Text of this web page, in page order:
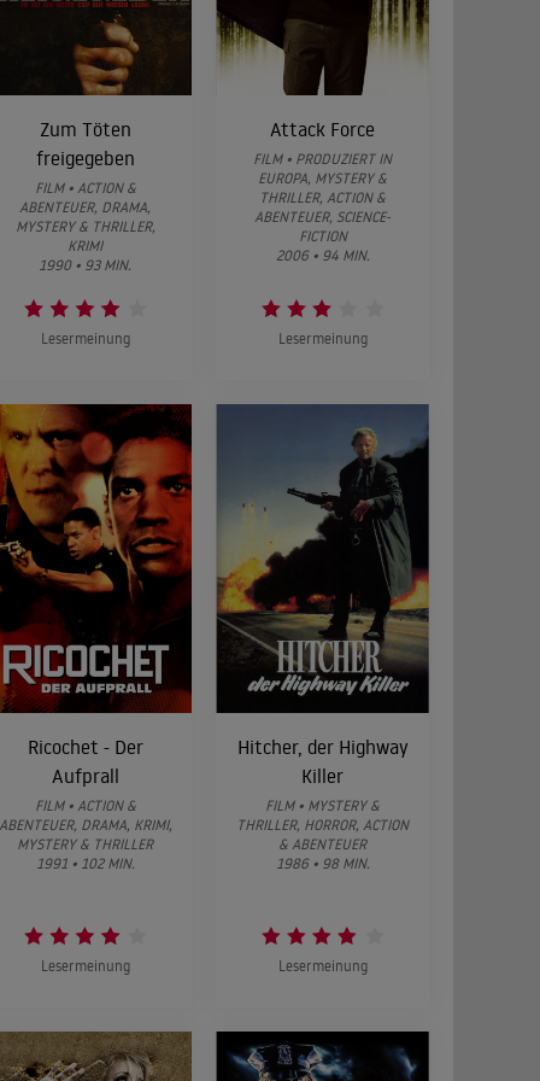
Zum Töten
freigegeben
FILM • ACTION &
ABENTEUER, DRAMA,
MYSTERY & THRILLER,
KRIMI
1990 • 93 MIN.
Lesermeinung
Attack Force
FILM • PRODUZIERT IN
EUROPA, MYSTERY &
THRILLER, ACTION &
ABENTEUER, SCIENCE-
FICTION
2006 • 94 MIN.
Lesermeinung
Ricochet - Der
Aufprall
FILM • ACTION &
DRAMA, KRIMI,
MYSTERY & THRILLER
1991 • 102 MIN.
Lesermeinung
Hitcher, der Highway
Killer
FILM • MYSTERY &
THRILLER, HORROR, ACTION
& ABENTEUER
1986 • 98 MIN.
Lesermeinung